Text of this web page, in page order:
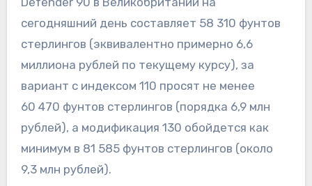
сегодняшний день составляет 58 310 фунтов
стерлингов (эквивалентно примерно 6,6
миллиона рублей по текущему курсу), за
вариант с индексом 110 просят не менее
60 470 фунтов стерлингов (порядка 6,9 млн
рублей), а модификация 130 обойдется как
минимум в 81 585 фунтов стерлингов (около
9,3 млн рублей).